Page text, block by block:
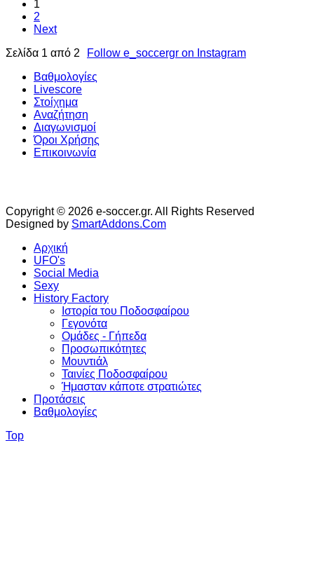
1
2
Next
Σελίδα 1 από 2
Follow e_soccergr on Instagram
Βαθμολογίες
Livescore
Στοίχημα
Αναζήτηση
Διαγωνισμοί
Όροι Χρήσης
Επικοινωνία
Copyright © 2026 e-soccer.gr. All Rights Reserved
Designed by SmartAddons.Com
Αρχική
UFO's
Social Media
Sexy
History Factory
Ιστορία του Ποδοσφαίρου
Γεγονότα
Ομάδες - Γήπεδα
Προσωπικότητες
Μουντιάλ
Ταινίες Ποδοσφαίρου
Ήμασταν κάποτε στρατιώτες
Προτάσεις
Βαθμολογίες
Top